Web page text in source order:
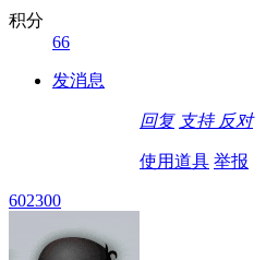
积分
66
发消息
回复 支持 反对
使用道具 举报
602300